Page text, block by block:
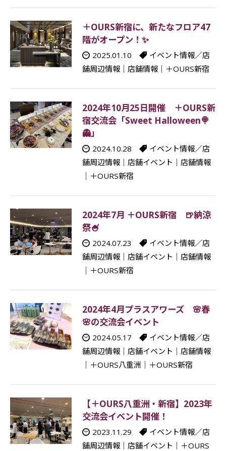
＋OURS新宿に、新たなフロア47
階がオープン！✨
2025.01.10
イベント情報／店
舗周辺情報｜ 店舗情報｜ ＋OURS新宿
2024年10月25日開催 ＋OURS新
宿交流会「Sweet Halloween🍭
👻」
2024.10.28
イベント情報／店
舗周辺情報｜ 店舗イベント
店舗情報
＋OURS新宿
2024年7月 ＋OURS新宿 🍺納涼
祭🍧
2024.07.23
イベント情報／店
舗周辺情報｜ 店舗イベント
店舗情報
＋OURS新宿
2024年4月プラスアワーズ 🌸春
🌸の交流会イベント
2024.05.17
イベント情報／店
舗周辺情報｜ 店舗イベント
店舗情報
＋OURS八重洲 ＋OURS新宿
【＋OURS八重洲・新宿】2023年
交流会イベント開催！
2023.11.29
イベント情報／店
舗周辺情報｜ 店舗イベント
＋OURS